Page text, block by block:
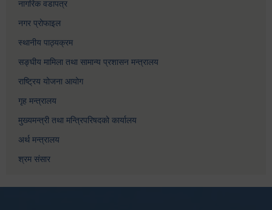
नागरिक वडापत्र
नगर प्रोफाइल
स्थानीय पाठ्यक्रम
सङ्घीय मामिला तथा सामान्य प्रशासन मन्त्रालय
राष्ट्रिय योजना आयोग
गृह मन्त्रालय
मुख्यमन्त्री तथा मन्त्रिपरिषदको कार्यालय
अर्थ मन्त्रालय
श्रम संसार